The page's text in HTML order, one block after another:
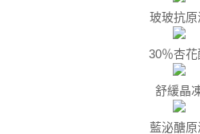
玻玻抗原
30％杏花
舒緩晶
藍泌醣原